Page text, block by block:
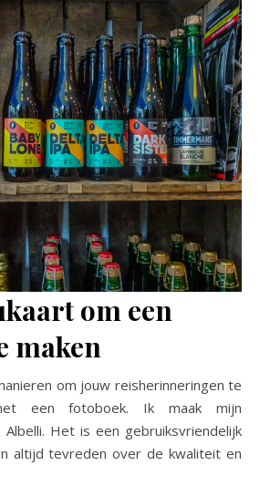
om een
maken
om jouw reisherinneringen te
een fotoboek. Ik maak mijn
Het is een gebruiksvriendelijk
altijd tevreden over de kwaliteit en